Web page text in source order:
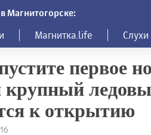
Магнитогорске:
Магнитка.life Слухи
первое
к открытию